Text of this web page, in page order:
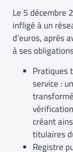
Le 5 décembre
infligé à un
d’euros, après
à ses
Pratiques
service :
créant
titulaires
Registre